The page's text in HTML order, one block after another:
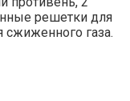
решетки для
сжиженного газа.